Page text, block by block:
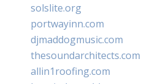
solslite.org
portwayinn.com
djmaddogmusic.com
thesoundarchitects.com
allin1roofing.com